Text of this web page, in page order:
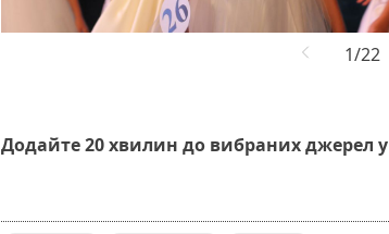
Додайте 20 хвилин до вибраних джерел у